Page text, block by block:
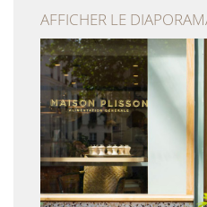
AFFICHER LE